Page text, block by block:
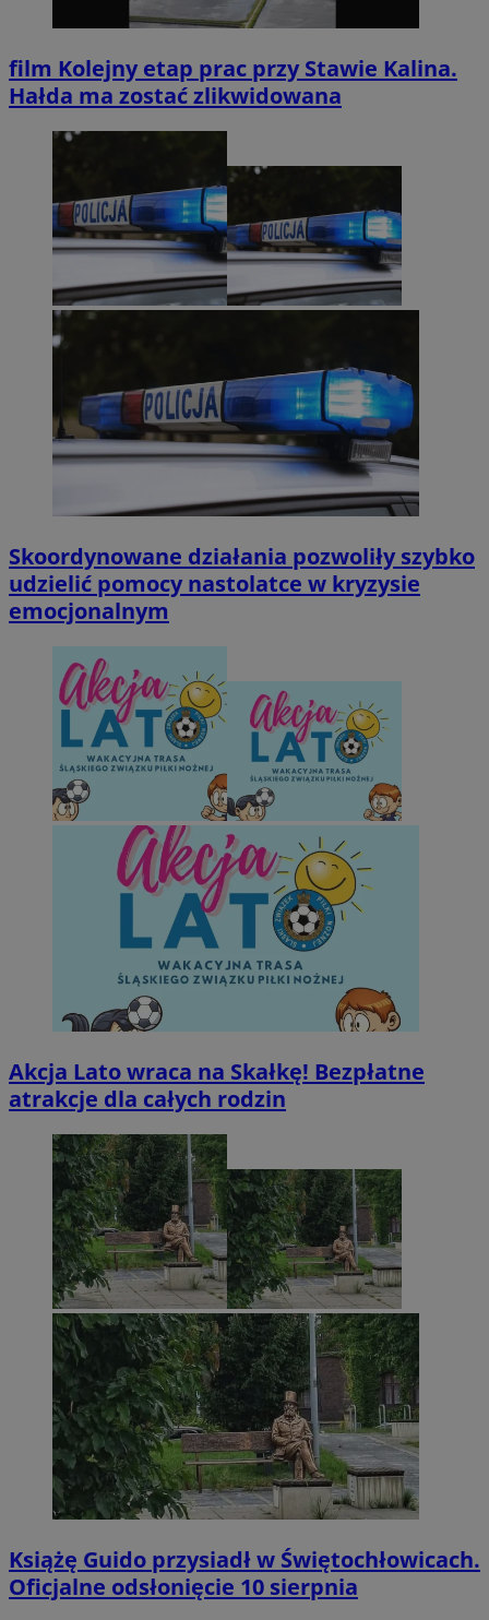
film Kolejny etap prac przy Stawie Kalina.
Hałda ma zostać zlikwidowana
Skoordynowane działania pozwoliły szybko
udzielić pomocy nastolatce w kryzysie
emocjonalnym
Akcja Lato wraca na Skałkę! Bezpłatne
atrakcje dla całych rodzin
Książę Guido przysiadł w Świętochłowicach.
Oficjalne odsłonięcie 10 sierpnia